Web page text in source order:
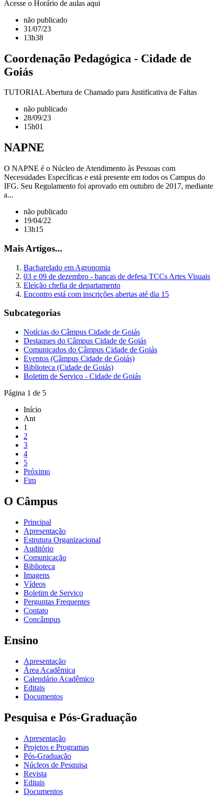
Acesse o Horário de aulas aqui
não publicado
31/07/23
13h38
Coordenação Pedagógica - Cidade de
Goiás
TUTORIAL Abertura de Chamado para Justificativa de Faltas
não publicado
28/09/23
15h01
NAPNE
O NAPNE é o Núcleo de Atendimento às Pessoas com
Necessidades Específicas e está presente em todos os Campus do
IFG. Seu Regulamento foi aprovado em outubro de 2017, mediante
a...
não publicado
19/04/22
13h15
Mais Artigos...
Bacharelado em Agronomia
03 e 09 de dezembro - bancas de defesa TCCs Artes Visuais
Eleição chefia de departamento
Encontro está com inscrições abertas até dia 15
Subcategorias
Notícias do Câmpus Cidade de Goiás
Destaques do Câmpus Cidade de Goiás
Comunicados do Câmpus Cidade de Goiás
Eventos (Câmpus Cidade de Goiás)
Biblioteca (Cidade de Goiás)
Boletim de Serviço - Cidade de Goiás
Página 1 de 5
Início
Ant
1
2
3
4
5
Próximo
Fim
O Câmpus
Principal
Apresentação
Estrutura Organizacional
Auditório
Comunicação
Biblioteca
Imagens
Vídeos
Boletim de Serviço
Perguntas Frequentes
Contato
Concâmpus
Ensino
Apresentação
Área Acadêmica
Calendário Acadêmico
Editais
Documentos
Pesquisa e Pós-Graduação
Apresentação
Projetos e Programas
Pós-Graduação
Núcleos de Pesquisa
Revista
Editais
Documentos